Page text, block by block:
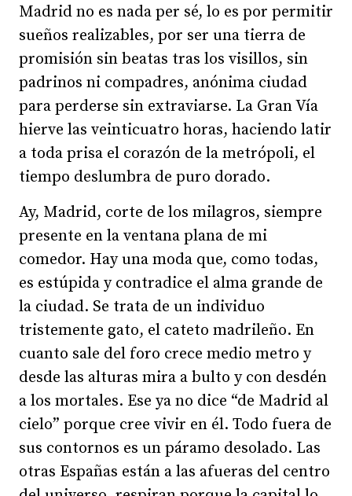
Madrid no es nada per sé, lo es por permitir
sueños realizables, por ser una tierra de
promisión sin beatas tras los visillos, sin
padrinos ni compadres, anónima ciudad
para perderse sin extraviarse. La Gran Vía
hierve las veinticuatro horas, haciendo latir
a toda prisa el corazón de la metrópoli, el
tiempo deslumbra de puro dorado.
Ay, Madrid, corte de los milagros, siempre
presente en la ventana plana de mi
comedor. Hay una moda que, como todas,
es estúpida y contradice el alma grande de
la ciudad. Se trata de un individuo
tristemente gato, el cateto madrileño. En
cuanto sale del foro crece medio metro y
desde las alturas mira a bulto y con desdén
a los mortales. Ese ya no dice “de Madrid al
cielo” porque cree vivir en él. Todo fuera de
sus contornos es un páramo desolado. Las
otras Españas están a las afueras del centro